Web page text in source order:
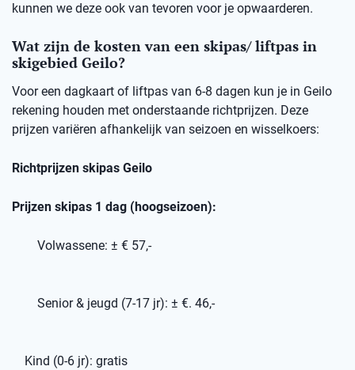
kunnen we deze ook van tevoren voor je opwaarderen.
Wat zijn de kosten van een skipas/ liftpas in
skigebied Geilo?
Voor een dagkaart of liftpas van 6-8 dagen kun je in Geilo
rekening houden met onderstaande richtprijzen. Deze
prijzen variëren afhankelijk van seizoen en wisselkoers:
Richtprijzen skipas Geilo
Prijzen skipas 1 dag (hoogseizoen):
Volwassene: ± € 57,-
Senior & jeugd (7-17 jr): ± €. 46,-
Kind (0-6 jr): gratis